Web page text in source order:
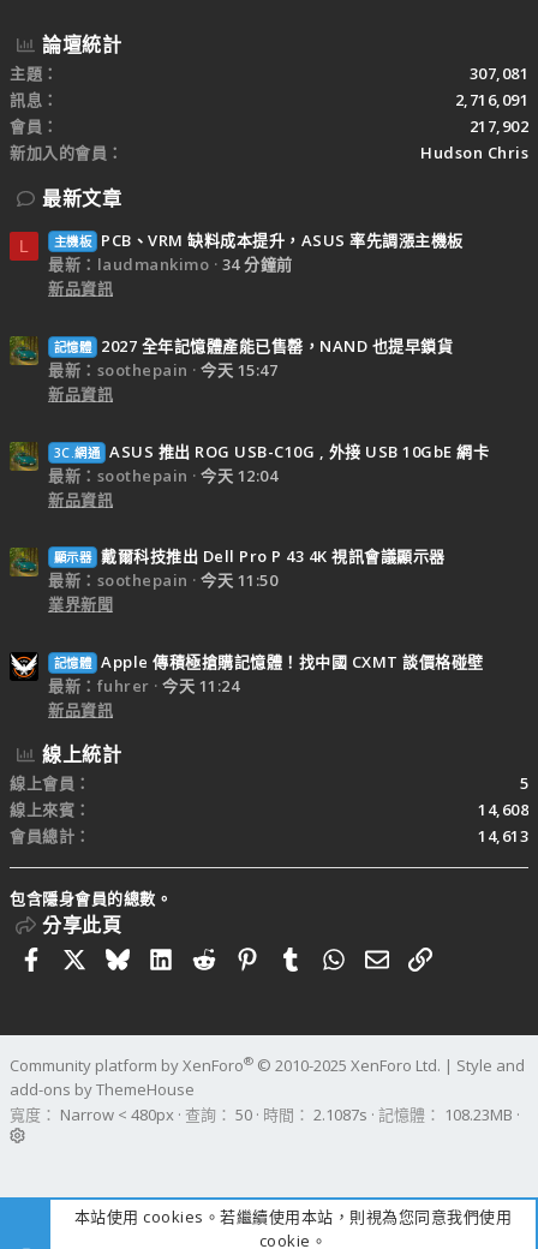
論壇統計
主題
307,081
訊息
2,716,091
會員
217,902
新加入的會員
Hudson Chris
最新文章
L 主機板
PCB、VRM 缺料成本提升，ASUS 率先調漲主機板
最新：laudmankimo
34 分鐘前
新品資訊
記憶體
2027 全年記憶體產能已售罄，NAND 也提早鎖貨
最新：soothepain
今天 15:47
新品資訊
3C.網通 ASUS 推出 ROG USB-C10G , 外接 USB 10GbE 網卡
最新：soothepain
今天 12:04
新品資訊
顯示器 戴爾科技推出 Dell Pro P 43 4K 視訊會議顯示器
最新：soothepain
今天 11:50
業界新聞
記憶體 Apple 傳積極搶購記憶體！找中國 CXMT 談價格碰壁
最新：fuhrer
今天 11:24
新品資訊
線上統計
線上會員
5
線上來賓
14,608
會員總計
14,613
包含隱身會員的總數。
分享此頁
FacebookBlueskyLinkedIn
RedditPinterestTumblrWhatsApp
電子郵件
連結
Community platform by XenForo® © 2010-2025 XenForo Ltd. | Style and
add-ons by ThemeHouse
寬度
查詢 50 時間 2.1087s 記憶體 108.23MB
本站使用 cookies。若繼續使用本站，則視為您同意我們使用
cookie。